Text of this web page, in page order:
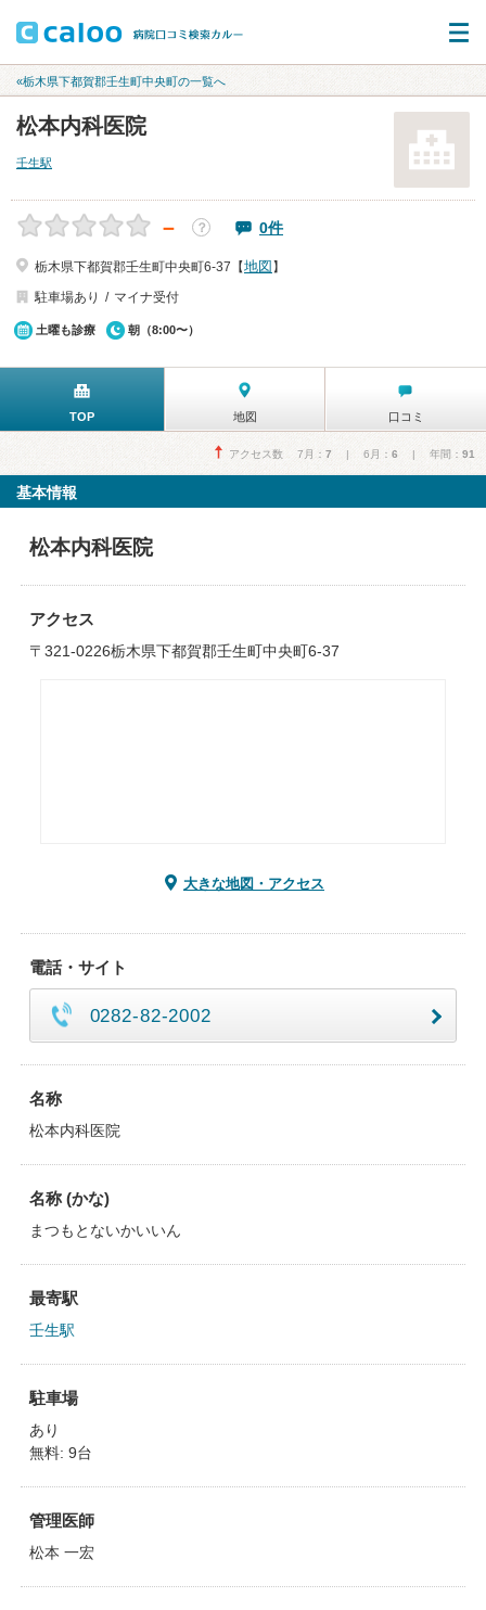
«栃木県下都賀郡壬生町中央町の一覧へ
松本内科医院
壬生駅
－ ？ 0件
栃木県下都賀郡壬生町中央町6-37【地図 】
駐車場あり
マイナ受付
土曜も診療 朝（8:00〜）
TOP 地図 口コミ
アクセス数 7月： 7 | 6月： 6 | 年間： 91
基本情報
松本内科医院
アクセス
〒321-0226栃木県下都賀郡壬生町中央町6-37
大きな地図・アクセス
電話・サイト
0282-82-2002
名称
松本内科医院
名称 (かな)
まつもとないかいいん
最寄駅
壬生駅
駐車場
あり
無料: 9台
管理医師
松本 一宏